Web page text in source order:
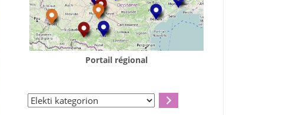
Portail régional
Elekti